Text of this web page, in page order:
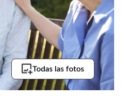
Todas las fotos